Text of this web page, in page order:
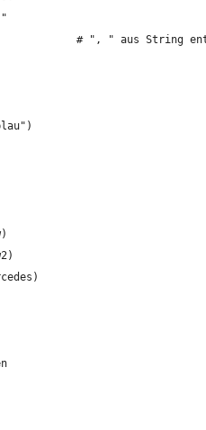
# ", " aus String